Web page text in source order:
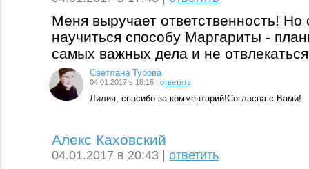
Меня выручает ответственность! Но
научиться способу Маргариты -
самых важных дела и не
Светлана Турова
04.01.2017 в 18:16 | ответить
Лилия, спасибо за комментарий!Согласна с Вами!
Алекс Каховский
04.01.2017 в 20:43 |ответить